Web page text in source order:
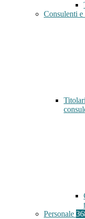
Consulenti
Personale